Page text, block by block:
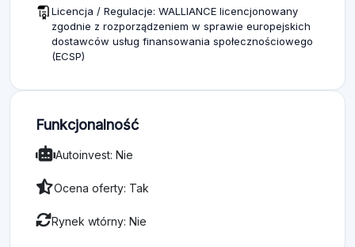
Licencja / Regulacje: WALLIANCE licencjonowany
zgodnie z rozporządzeniem w sprawie europejskich
dostawców usług finansowania społecznościowego
(ECSP)
Funkcjonalność
Autoinvest: Nie
Ocena oferty: Tak
Rynek wtórny: Nie